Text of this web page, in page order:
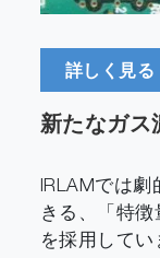
新たなガス
IRLAMでは
きる、「特
を採用してい
詳しく見る